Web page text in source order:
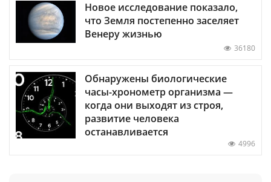
Новое исследование показало,
что Земля постепенно заселяет
Венеру жизнью
36180
Обнаружены биологические
часы-хронометр организма —
когда они выходят из строя,
развитие человека
останавливается
4996